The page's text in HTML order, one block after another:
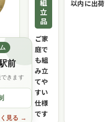
前
きます
見る
組
立
品
ご家
庭で
も組
み立
てや
すい
仕様
です
以内に出荷